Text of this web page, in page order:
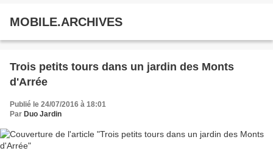
MOBILE.ARCHIVES
Trois petits tours dans un jardin des Monts
d'Arrée
Publié le 24/07/2016 à 18:01
Par Duo Jardin